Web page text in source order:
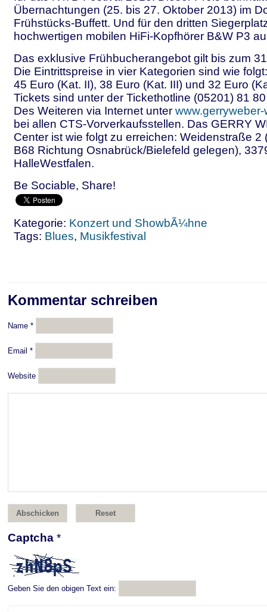
Übernachtungen (25. bis 27. Oktober 2013) im
Frühstücks-Buffett. Und für den dritten
hochwertigen mobilen HiFi-Kopfhörer B&W P3
Das exklusive Frühbucherangebot gilt bis zum
Die Eintrittspreise in vier Kategorien sind wie
45 Euro (Kat. II), 38 Euro (Kat. III) und 32 Euro
Tickets sind unter der Tickethotline (05201) 81
Des Weiteren via Internet unter
bei allen CTS-Vorverkaufsstellen. Das GERRY
Center ist wie folgt zu erreichen: Weidenstraße 2
B68 Richtung Osnabrück/Bielefeld gelegen),
HalleWestfalen.
Be Sociable, Share!
Kategorie: Konzert und ShowbÃ¼hne
Tags: Blues, Musikfestival
Kommentar schreiben
Name *
Email *
Website
Captcha *
Geben Sie den obigen Text ein: